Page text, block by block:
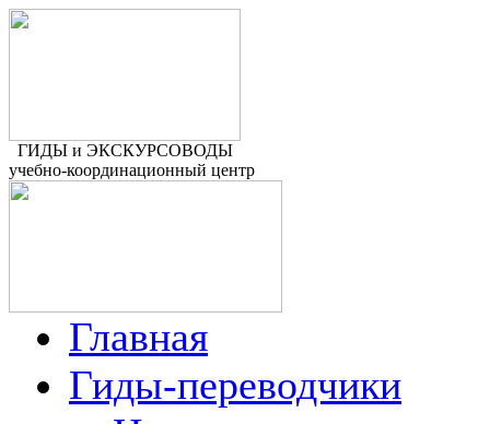
ГИДЫ и ЭКСКУРСОВОДЫ
учебно-координационный центр
Главная
Гиды-переводчики